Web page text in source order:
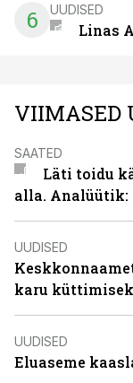
6 UUDISED
Linas
VIIMASED
SAATED
Läti toidu
alla.
UUDISED
karu
UUDISED
Eluaseme